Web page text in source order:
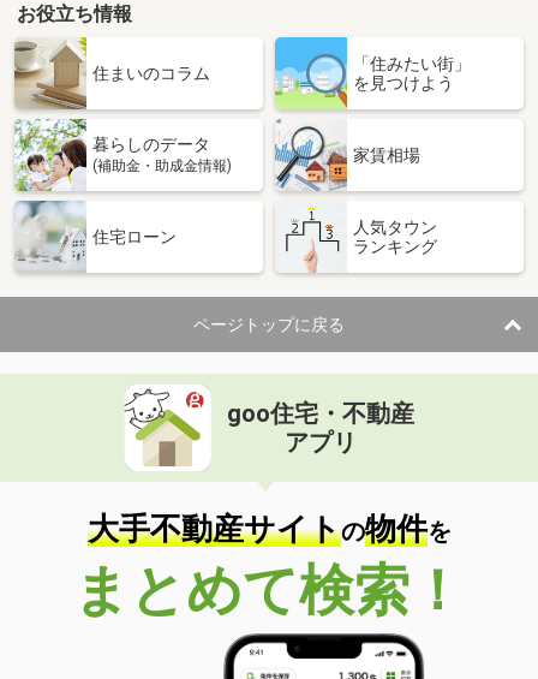
お役立ち情報
住まいのコラム
「住みたい街」
を見つけよう
暮らしのデータ
(補助金・助成金情報)
家賃相場
住宅ローン
人気タウン
ランキング
ページトップに戻る
goo住宅・不動産
アプリ
大手不動産サイトの物件を
まとめて検索！